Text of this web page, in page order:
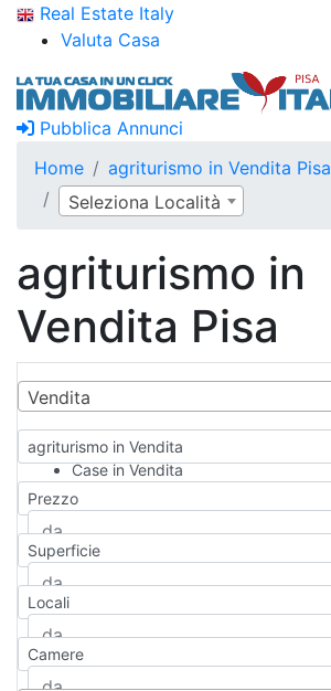
Real Estate Italy
Valuta Casa
Pubblica Annunci
Home
agriturismo in Vendita Pisa
Seleziona Località
agriturismo in
Vendita Pisa
Vendita
agriturismo in Vendita
Case in Vendita
Qualsiasi
Appartamento
Casa indipendente
Casa Semi-indipendente
Attico/Mansarda
Rustico/Casale
Prezzo
Superficie
Locali
Camere